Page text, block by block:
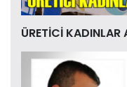
ÜRETİCİ KADINLAR